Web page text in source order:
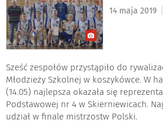
14 maja 2019
Sześć zespołów przystąpiło do
Młodzieży Szkolnej w koszykówce. W
(14.05) najlepsza okazała się
Podstawowej nr 4 w Skierniewicach.
udział w finale mistrzostw Polski.